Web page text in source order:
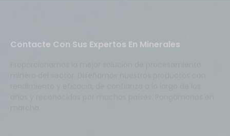
Contacte Con Sus Expertos En Minerales